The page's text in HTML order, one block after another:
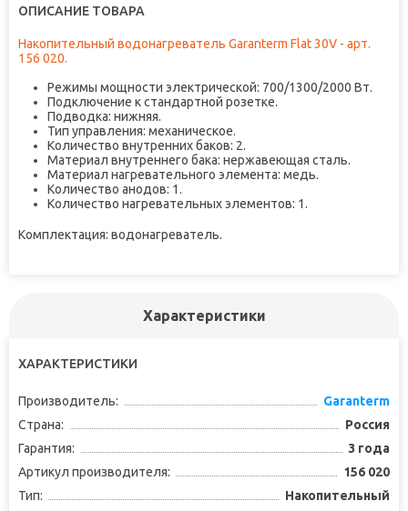
ОПИСАНИЕ ТОВАРА
Накопительный водонагреватель Garanterm Flat 30V - арт.
156 020.
Режимы мощности электрической: 700/1300/2000 Вт.
Подключение к стандартной розетке.
Подводка: нижняя.
Тип управления: механическое.
Количество внутренних баков: 2.
Материал внутреннего бака: нержавеющая сталь.
Материал нагревательного элемента: медь.
Количество анодов: 1.
Количество нагревательных элементов: 1.
Комплектация: водонагреватель.
Характеристики
ХАРАКТЕРИСТИКИ
Производитель:
Garanterm
Страна:
Россия
Гарантия:
3 года
Артикул производителя:
156 020
Тип:
Накопительный